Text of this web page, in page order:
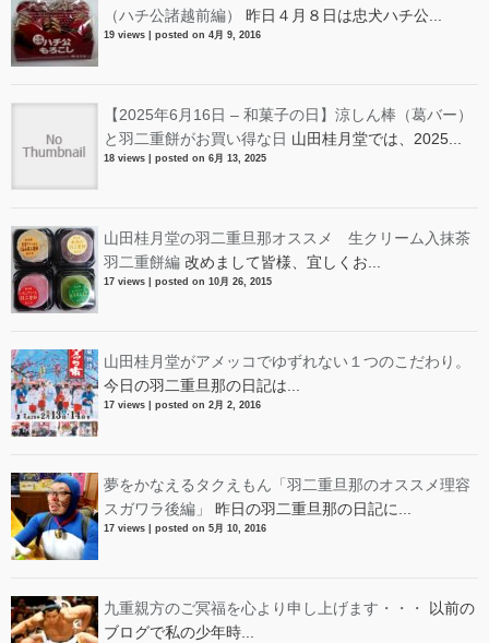
（ハチ公諸越前編）
昨日４月８日は忠犬ハチ公...
19 views posted on 4月 9, 2016
【2025年6月16日 – 和菓子の日】涼しん棒（葛バー）
と羽二重餅がお買い得な日 山田桂月堂では、2025...
18 views posted on 6月 13, 2025
山田桂月堂の羽二重旦那オススメ 生クリーム入抹茶
羽二重餅編 改めまして皆様、宜しくお...
17 views posted on 10月 26, 2015
山田桂月堂がアメッコでゆずれない１つのこだわり。
今日の羽二重旦那の日記は...
17 views posted on 2月 2, 2016
夢をかなえるタクえもん「羽二重旦那のオススメ理容
スガワラ後編」
昨日の羽二重旦那の日記に...
17 views posted on 5月 10, 2016
九重親方のご冥福を心より申し上げます・・・
以前の
ブログで私の少年時...